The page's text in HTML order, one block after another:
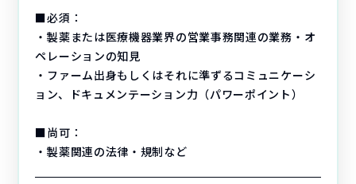
■必須：
・製薬または医療機器業界の営業事務関連の業務・オ
ペレーションの知見
・ファーム出身もしくはそれに準ずるコミュニケーシ
ョン、ドキュメンテーション力（パワーポイント）
■尚可：
・製薬関連の法律・規制など